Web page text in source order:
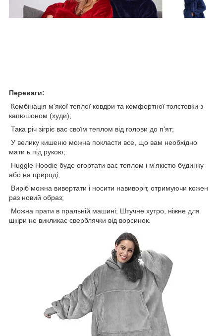
Переваги:
Комбінація м'якої теплої ковдри та комфортної толстовки з
капюшоном (худи);
Така річ зігріє вас своїм теплом від голови до п'ят;
У велику кишеню можна покласти все, що вам необхідно
мати ь під рукою;
Huggle Hoodie буде огортати вас теплом і м'якістю будинку
або на природі;
Виріб можна вивертати і носити навиворіт, отримуючи кожен
раз новий образ;
Можна прати в пральній машині; Штучне хутро, ніжне для
шкіри не викликає сверблячки від ворсинок.